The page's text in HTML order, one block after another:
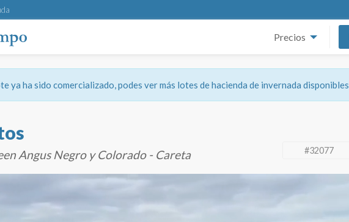
Precios
ya ha sido comercializado, podes ver más lotes de hacienda de invernada disponibles
Angus Negro y Colorado - Careta #32077